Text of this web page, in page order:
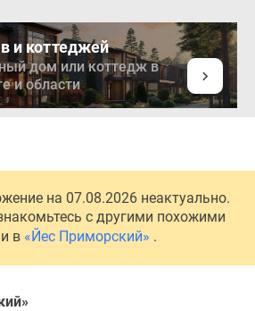
и коттеджей
дом или коттедж в
и области
на 07.08.2026 неактуально.
с другими похожими
в «Йес Приморский» .